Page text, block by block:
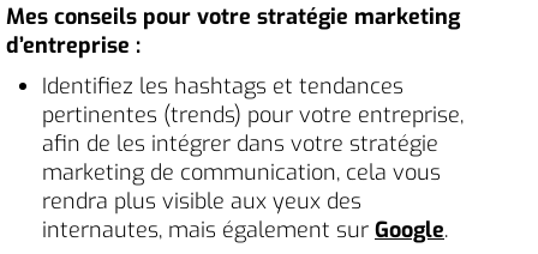
Mes conseils pour votre stratégie marketing
d’entreprise :
Identifiez les hashtags et tendances
pertinentes (trends) pour votre entreprise,
afin de les intégrer dans votre stratégie
marketing de communication, cela vous
rendra plus visible aux yeux des
internautes, mais également sur Google.